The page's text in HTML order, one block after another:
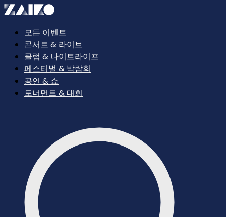
모든 이벤트
콘서트 & 라이브
클럽 & 나이트라이프
페스티벌 & 박람회
공연 & 쇼
토너먼트 & 대회